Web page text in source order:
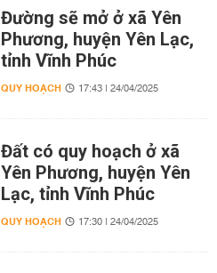
Đường sẽ mở ở xã Yên
Phương, huyện Yên Lạc,
tỉnh Vĩnh Phúc
QUY HOẠCH 17:43 | 24/04/2025
Đất có quy hoạch ở xã
Yên Phương, huyện Yên
Lạc, tỉnh Vĩnh Phúc
QUY HOẠCH 17:30 | 24/04/2025